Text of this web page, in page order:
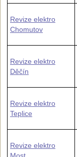
Revize elektro
Chomutov
Revize elektro
Děčín
Revize elektro
Teplice
Revize elektro